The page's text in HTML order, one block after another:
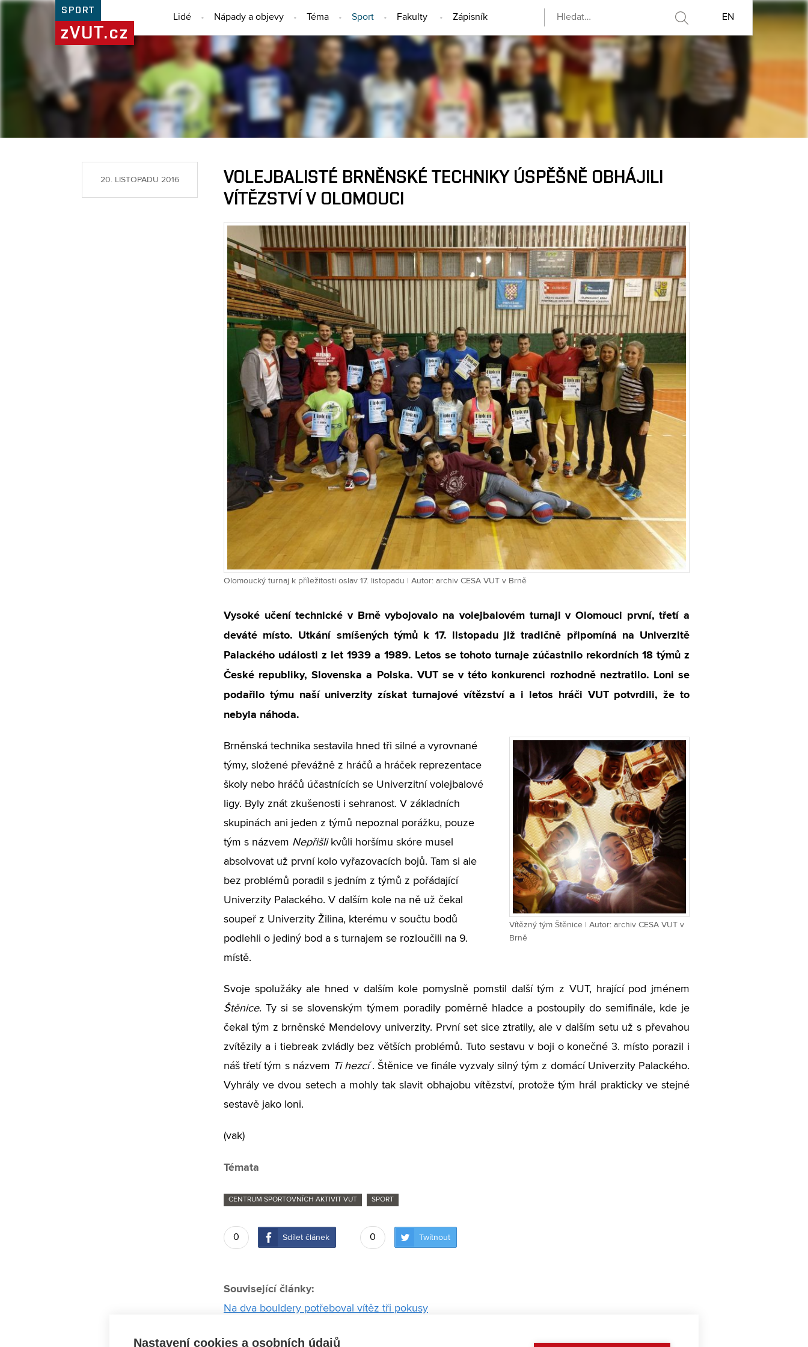
SPORT
zVUT.cz
Lidé Nápady a objevy Téma Sport Fakulty Zápisník EN
SPORT
20. LISTOPADU 2016
VOLEJBALISTÉ BRNĚNSKÉ TECHNIKY ÚSPĚŠNĚ OBHÁJILI
VÍTĚZSTVÍ V OLOMOUCI
Olomoucký turnaj k příležitosti oslav 17. listopadu | Autor: archiv CESA VUT v Brně
Vysoké učení technické v Brně vybojovalo na volejbalovém turnaji v Olomouci první, třetí a
deváté místo. Utkání smíšených týmů k 17. listopadu již tradičně připomíná na Univerzitě
Palackého události z let 1939 a 1989. Letos se tohoto turnaje zúčastnilo rekordních 18 týmů z
České republiky, Slovenska a Polska. VUT se v této konkurenci rozhodně neztratilo. Loni se
podařilo týmu naší univerzity získat turnajové vítězství a i letos hráči VUT potvrdili, že to
nebyla náhoda.
Vítězný tým Štěnice | Autor: archiv CESA VUT v
Brně
Brněnská technika sestavila hned tři silné a vyrovnané
týmy, složené převážně z hráčů a hráček reprezentace
školy nebo hráčů účastnících se Univerzitní volejbalové
ligy. Byly znát zkušenosti i sehranost. V základních
skupinách ani jeden z týmů nepoznal porážku, pouze
tým s názvem Nepřišlikvůli horšímu skóre musel
absolvovat už první kolo vyřazovacích bojů. Tam si ale
bez problémů poradil s jedním z týmů z pořádající
Univerzity Palackého. V dalším kole na ně už čekal
soupeř z Univerzity Žilina, kterému v součtu bodů
podlehli o jediný bod a s turnajem se rozloučili na 9.
místě.
Svoje spolužáky ale hned v dalším kole pomyslně pomstil další tým z VUT, hrající pod jménem
Štěnice. Ty si se slovenským týmem poradily poměrně hladce a postoupily do semifinále, kde je
čekal tým z brněnské Mendelovy univerzity. První set sice ztratily, ale v dalším setu už s převahou
zvítězily a i tiebreak zvládly bez větších problémů. Tuto sestavu v boji o konečné 3. místo porazil i
náš třetí tým s názvem Ti hezcí. Štěnice ve finále vyzvaly silný tým z domácí Univerzity Palackého.
Vyhrály ve dvou setech a mohly tak slavit obhajobu vítězství, protože tým hrál prakticky ve stejné
sestavě jako loni.
(vak)
Témata
CENTRUM SPORTOVNÍCH AKTIVIT VUT SPORT
0 Sdílet článek 0 Twítnout
Související články:
Na dva bouldery potřeboval vítěz tři pokusy
Nastavení cookies a osobních údajů